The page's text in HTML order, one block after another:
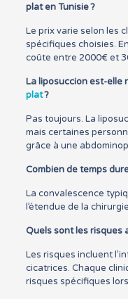
plat en Tunisie ?
Le prix varie selon les
spécifiques choisies.
coûte entre 2000€ et
La liposuccion est-elle
plat?
Pas toujours. La
mais certaines
grâce à une
Combien de temps
La convalescence
l’étendue de la
Quels sont les risques
Les risques incluent
cicatrices. Chaque
risques spécifiques